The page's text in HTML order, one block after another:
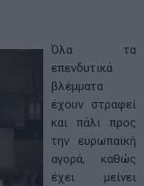
Όλα τα
επενδυτικά
βλέμματα
έχουν στραφεί
και πάλι προς
την ευρωπαϊκή
αγορά, καθώς
έχει μείνει